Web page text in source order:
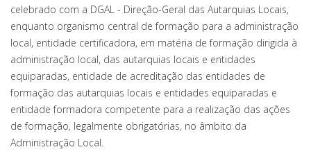
celebrado com a DGAL - Direção-Geral das Autarquias Locais,
enquanto organismo central de formação para a administração
local, entidade certificadora, em matéria de formação dirigida à
administração local, das autarquias locais e entidades
equiparadas, entidade de acreditação das entidades de
formação das autarquias locais e entidades equiparadas e
entidade formadora competente para a realização das ações
de formação, legalmente obrigatórias, no âmbito da
Administração Local.